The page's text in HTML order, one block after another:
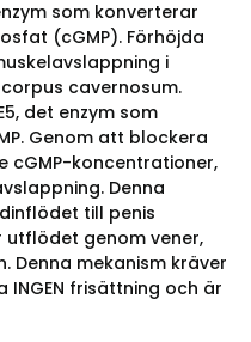
som konverterar
(cGMP). Förhöjda
i
cavernosum.
det enzym som
Genom att blockera
cGMP-koncentrationer,
Denna
till penis
genom vener,
Denna mekanism kräver
frisättning och är